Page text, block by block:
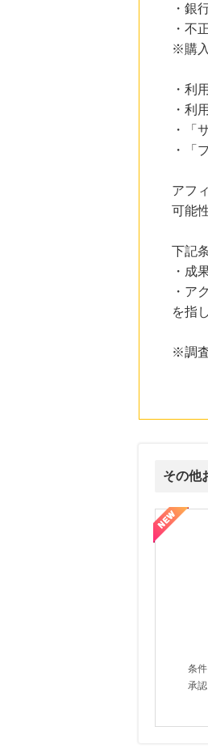
・銀
・不
※購
・利
・利
・「
・「
アフ
可能
下記
・成
・ア
を指
※調
その他
条
承